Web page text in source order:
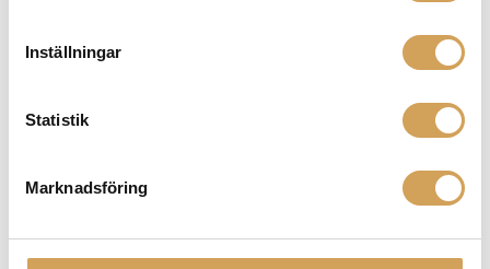
Inställningar
Statistik
Marknadsföring
skivborste för att rengöra vinylskivor. Ja, oavsett vilket
söker. Du hittar både elkabel, nätverkskabel,
vägguttag, banankontakt, gaffelkontakt, lödtenn, RCA
prestandan och få ut det bästa av din ljudutrustning